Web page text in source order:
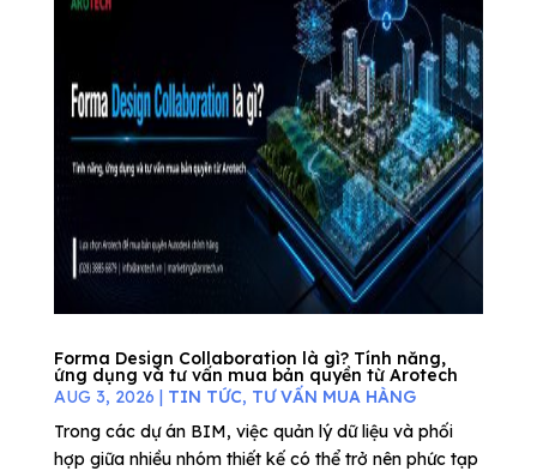
Forma Design Collaboration là gì? Tính năng,
ứng dụng và tư vấn mua bản quyền từ Arotech
AUG 3, 2026 | TIN TỨC, TƯ VẤN MUA HÀNG
Trong các dự án BIM, việc quản lý dữ liệu và phối
hợp giữa nhiều nhóm thiết kế có thể trở nên phức tạp